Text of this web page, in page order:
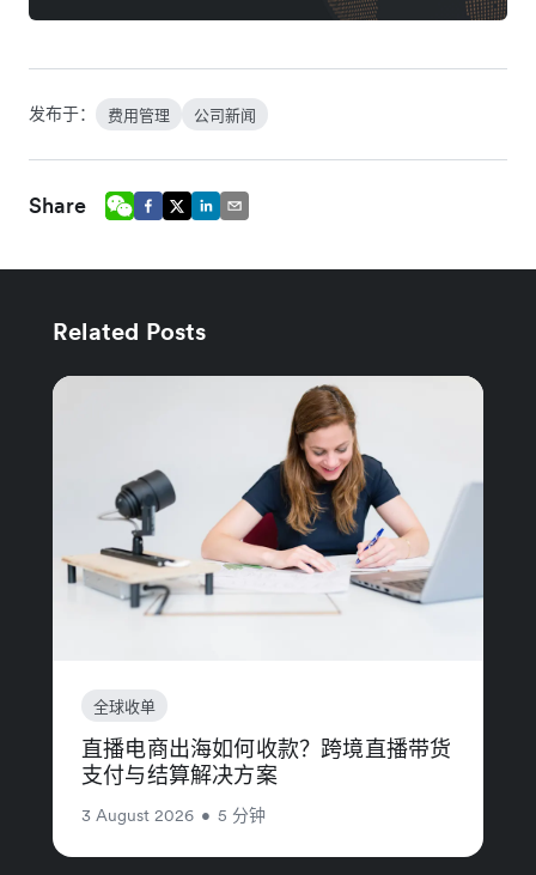
发布于： 费用管理 公司新闻
Share
Related Posts
全球收单
直播电商出海如何收款？跨境直播带货
支付与结算解决方案
3 August 2026 • 5 分钟